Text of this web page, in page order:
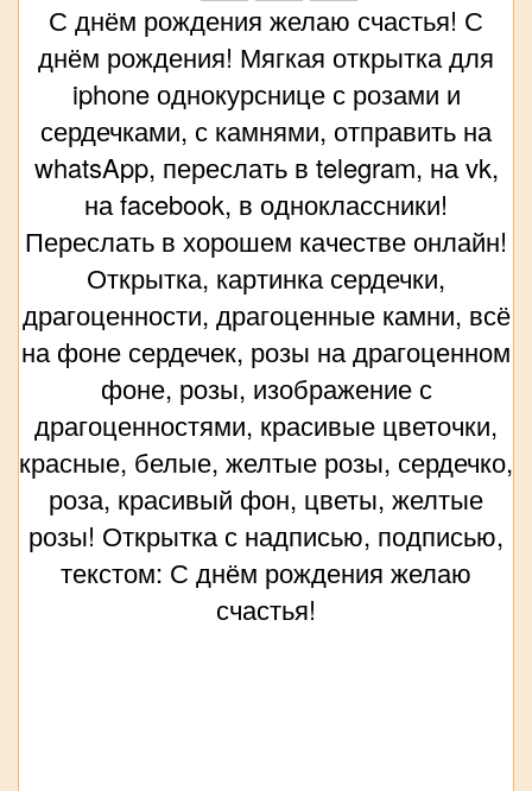
С днём рождения желаю счастья! С
днём рождения! Мягкая открытка для
iphone однокурснице с розами и
сердечками, с камнями, отправить на
whatsApp, переслать в telegram, на vk,
на facebook, в одноклассники!
Переслать в хорошем качестве онлайн!
Открытка, картинка сердечки,
драгоценности, драгоценные камни, всё
на фоне сердечек, розы на драгоценном
фоне, розы, изображение с
драгоценностями, красивые цветочки,
красные, белые, желтые розы, сердечко,
роза, красивый фон, цветы, желтые
розы! Открытка с надписью, подписью,
текстом: С днём рождения желаю
счастья!